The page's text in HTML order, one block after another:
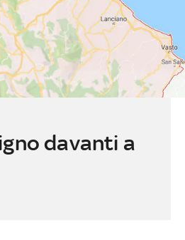
davanti a